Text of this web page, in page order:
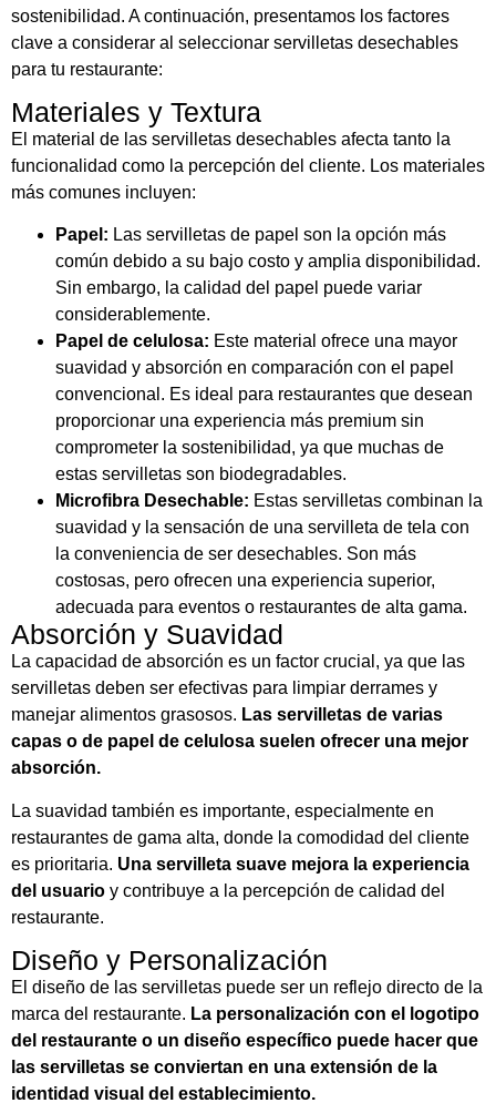
sostenibilidad. A continuación, presentamos los factores
clave a considerar al seleccionar servilletas desechables
para tu restaurante:
Materiales y Textura
El material de las servilletas desechables afecta tanto la
funcionalidad como la percepción del cliente. Los materiales
más comunes incluyen:
Papel: Las servilletas de papel son la opción más
común debido a su bajo costo y amplia disponibilidad.
Sin embargo, la calidad del papel puede variar
considerablemente.
Papel de celulosa: Este material ofrece una mayor
suavidad y absorción en comparación con el papel
convencional. Es ideal para restaurantes que desean
proporcionar una experiencia más premium sin
comprometer la sostenibilidad, ya que muchas de
estas servilletas son biodegradables.
Microfibra Desechable: Estas servilletas combinan la
suavidad y la sensación de una servilleta de tela con
la conveniencia de ser desechables. Son más
costosas, pero ofrecen una experiencia superior,
adecuada para eventos o restaurantes de alta gama.
Absorción y Suavidad
La capacidad de absorción es un factor crucial, ya que las
servilletas deben ser efectivas para limpiar derrames y
manejar alimentos grasosos. Las servilletas de varias
capas o de papel de celulosa suelen ofrecer una mejor
absorción.
La suavidad también es importante, especialmente en
restaurantes de gama alta, donde la comodidad del cliente
es prioritaria. Una servilleta suave mejora la experiencia
del usuario y contribuye a la percepción de calidad del
restaurante.
Diseño y Personalización
El diseño de las servilletas puede ser un reflejo directo de la
marca del restaurante. La personalización con el logotipo
del restaurante o un diseño específico puede hacer que
las servilletas se conviertan en una extensión de la
identidad visual del establecimiento.